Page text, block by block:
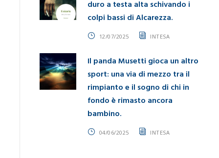
duro a testa alta schivando i
colpi bassi di Alcarezza.
12/07/2025 INTESA
Il panda Musetti gioca un altro
sport: una via di mezzo tra il
rimpianto e il sogno di chi in
fondo è rimasto ancora
bambino.
04/06/2025 INTESA